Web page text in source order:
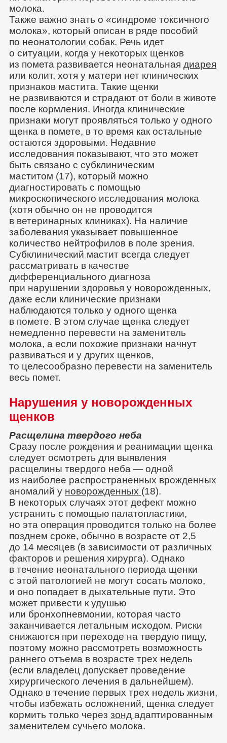
молока.
Также важно знать о «синдроме токсичного
молока», который описан в ряде пособий
по неонатологии собак. Речь идет
о ситуации, когда у некоторых щенков
из помета развивается неонатальная диарея
или колит, хотя у матери нет клинических
признаков мастита. Такие щенки
не развиваются и страдают от боли в животе
после кормления. Иногда клинические
признаки могут проявляться только у одного
щенка в помете, в то время как остальные
остаются здоровыми. Недавние
исследования показывают, что это может
быть связано с субклиническим
маститом (17), который можно
диагностировать с помощью
микроскопического исследования молока
(хотя обычно он не проводится
в ветеринарных клиниках). На наличие
заболевания указывает повышенное
количество нейтрофилов в поле зрения.
Субклинический мастит всегда следует
рассматривать в качестве
дифференциального диагноза
при нарушении здоровья у новорожденных,
даже если клинические признаки
наблюдаются только у одного щенка
в помете. В этом случае щенка следует
немедленно перевести на заменитель
молока, а если похожие признаки начнут
развиваться и у других щенков,
то целесообразно перевести на заменитель
весь помет.
Нарушения у новорожденных
щенков
Расщелина твердого неба
Сразу после рождения и реанимации щенка
следует осмотреть для выявления
расщелины твердого неба — одной
из наиболее распространенных врожденных
аномалий у новорожденных (18).
В некоторых случаях этот дефект можно
устранить с помощью палатопластики,
но эта операция проводится только на более
позднем сроке, обычно в возрасте от 2,5
до 14 месяцев (в зависимости от различных
факторов и решения хирурга). Однако
в течение неонатального периода щенки
с этой патологией не могут сосать молоко,
и оно попадает в дыхательные пути. Это
может привести к удушью
или бронхопневмонии, которая часто
заканчивается летальным исходом. Риски
снижаются при переходе на твердую пищу,
поэтому можно рассмотреть возможность
раннего отъема в возрасте трех недель
(если владелец допускает проведение
хирургического лечения в дальнейшем).
Однако в течение первых трех недель жизни,
чтобы избежать осложнений, щенка следует
кормить только через зонд адаптированным
заменителем сучьего молока.